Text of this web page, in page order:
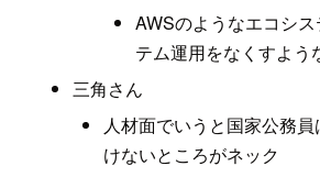
AWSのようなエコシ
テム運用をなくすよう
三角さん
人材面でいうと国家公務
けないところがネック